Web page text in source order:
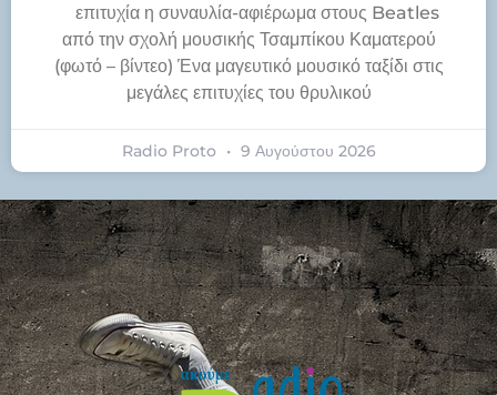
​επιτυχία η συναυλία-αφιέρωμα στους Beatles
από την σχολή μουσικής Τσαμπίκου Καματερού
(φωτό – βίντεο) Ένα μαγευτικό μουσικό ταξίδι στις
μεγάλες επιτυχίες του θρυλικού
Radio Proto 9 Αυγούστου 2026